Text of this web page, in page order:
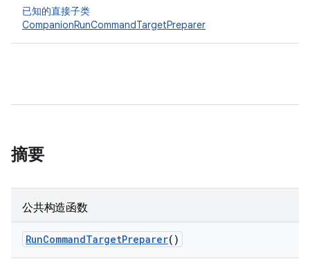
已知的直接子类
CompanionRunCommandTargetPreparer
摘要
公共构造函数
RunCommandTargetPreparer()